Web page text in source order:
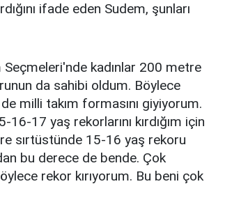
ifade eden Sudem, şunları
kadınlar 200 metre
da sahibi oldum. Böylece
milli takım formasını giyiyorum.
17 yaş rekorlarını kırdığım için
sırtüstünde 15-16 yaş rekoru
bu derece de bende. Çok
rekor kırıyorum. Bu beni çok